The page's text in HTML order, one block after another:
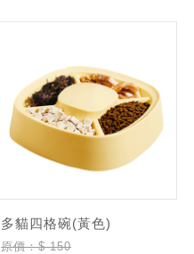
多貓四格碗(黃色)
原價：$ 150